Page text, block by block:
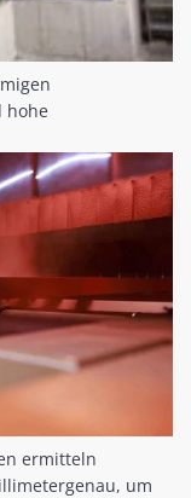
hohe
ermitteln
um